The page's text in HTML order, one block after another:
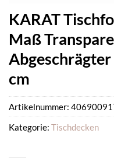
KARAT
Maß
cm
Artikelnummer:
Kategorie: Tischdecken